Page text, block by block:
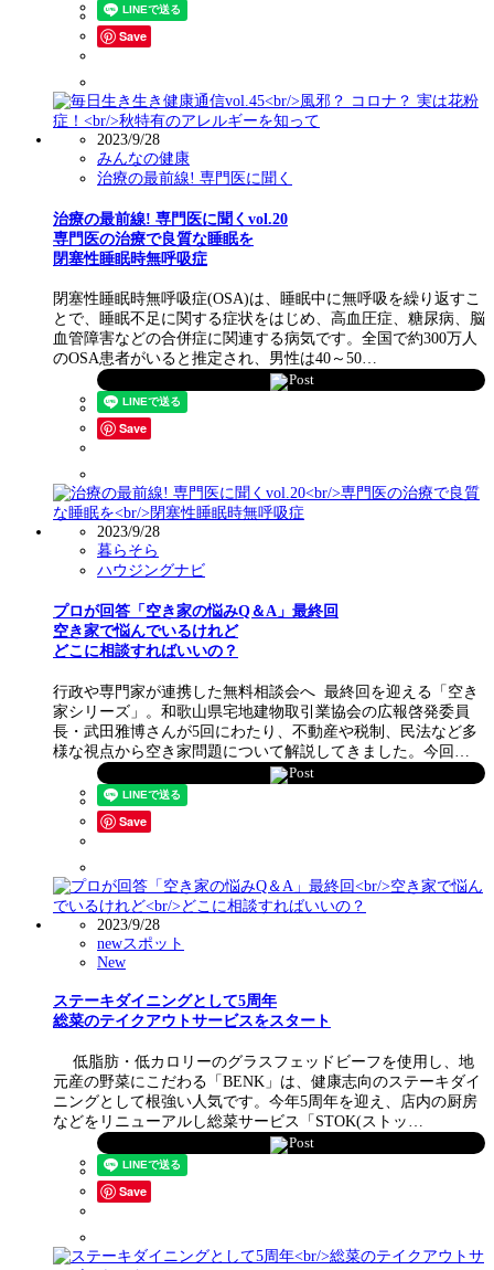
Save
2023/9/28
みんなの健康
治療の最前線! 専門医に聞く
治療の最前線! 専門医に聞くvol.20
専門医の治療で良質な睡眠を
閉塞性睡眠時無呼吸症
閉塞性睡眠時無呼吸症(OSA)は、睡眠中に無呼吸を繰り返すこ
とで、睡眠不足に関する症状をはじめ、高血圧症、糖尿病、脳
血管障害などの合併症に関連する病気です。全国で約300万人
のOSA患者がいると推定され、男性は40～50…
Post
Save
2023/9/28
暮らそら
ハウジングナビ
プロが回答「空き家の悩みQ＆A」最終回
空き家で悩んでいるけれど
どこに相談すればいいの？
行政や専門家が連携した無料相談会へ 最終回を迎える「空き
家シリーズ」。和歌山県宅地建物取引業協会の広報啓発委員
長・武田雅博さんが5回にわたり、不動産や税制、民法など多
様な視点から空き家問題について解説してきました。今回…
Post
Save
2023/9/28
newスポット
New
ステーキダイニングとして5周年
総菜のテイクアウトサービスをスタート
低脂肪・低カロリーのグラスフェッドビーフを使用し、地
元産の野菜にこだわる「BENK」は、健康志向のステーキダイ
ニングとして根強い人気です。今年5周年を迎え、店内の厨房
などをリニューアルし総菜サービス「STOK(ストッ…
Post
Save